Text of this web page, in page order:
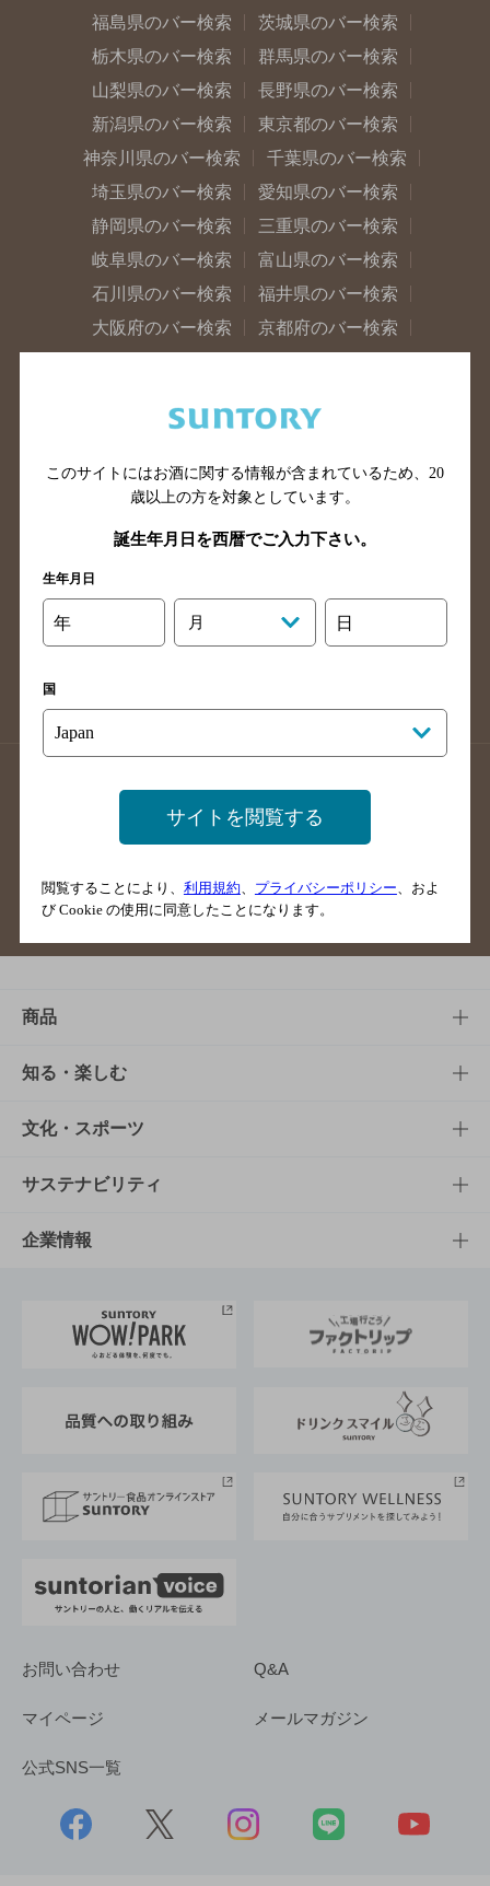
福島県のバー検索
茨城県のバー検索
栃木県のバー検索
群馬県のバー検索
山梨県のバー検索
長野県のバー検索
新潟県のバー検索
東京都のバー検索
神奈川県のバー検索
千葉県のバー検索
埼玉県のバー検索
愛知県のバー検索
静岡県のバー検索
三重県のバー検索
岐阜県のバー検索
富山県のバー検索
石川県のバー検索
福井県のバー検索
大阪府のバー検索
京都府のバー検索
広島県のバー検索
岡山県のバー検索
山口県のバー検索
鳥取県のバー検索
島根県のバー検索
徳島県のバー検索
香川県のバー検索
愛媛県のバー検索
長崎県のバー検索
佐賀県のバー検索
大分県のバー検索
熊本県のバー検索
掲載店舗様ログイン
サイトマップ ご意見・ご感想
商品
商品TOP
商品一覧
商品発売情報
栄養成分一覧
知る・楽しむ
知る・楽しむTOP
キャンペーン
工場見学
地域情報
文化・スポーツ
文化・スポーツTOP
サントリーホール
サントリーサンバーズ大阪
サステナビリティ
サステナビリティTOP
サントリーが考えるサステナビリティ経営
企業情報
企業概要
採用情報
お問い合わせ Q&A
マイページ メールマガジン
公式SNS一覧
このサイトにはお酒に関する情報が含まれているため、 20
歳以上の方を対象としています。
誕生年月日を西暦でご入力下さい。
生年月日
年 月 日
国
サイトを閲覧する
閲覧することにより、 利用規約、 プライバシーポリシー、およ
び Cookie の使用に同意したことになります。